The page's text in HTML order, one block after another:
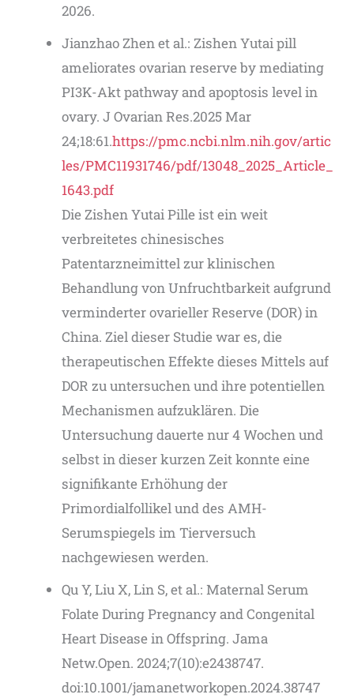
2026.
Jianzhao Zhen et al.: Zishen Yutai pill
ameliorates ovarian reserve by mediating
PI3K-Akt pathway and apoptosis level in
ovary. J Ovarian Res.2025 Mar
24;18:61.https://pmc.ncbi.nlm.nih.gov/artic
les/PMC11931746/pdf/13048_2025_Article_
1643.pdf
Die Zishen Yutai Pille ist ein weit
verbreitetes chinesisches
Patentarzneimittel zur klinischen
Behandlung von Unfruchtbarkeit aufgrund
verminderter ovarieller Reserve (DOR) in
China. Ziel dieser Studie war es, die
therapeutischen Effekte dieses Mittels auf
DOR zu untersuchen und ihre potentiellen
Mechanismen aufzuklären. Die
Untersuchung dauerte nur 4 Wochen und
selbst in dieser kurzen Zeit konnte eine
signifikante Erhöhung der
Primordialfollikel und des AMH-
Serumspiegels im Tierversuch
nachgewiesen werden.
Qu Y, Liu X, Lin S, et al.: Maternal Serum
Folate During Pregnancy and Congenital
Heart Disease in Offspring. Jama
Netw.Open. 2024;7(10):e2438747.
doi:10.1001/jamanetworkopen.2024.38747